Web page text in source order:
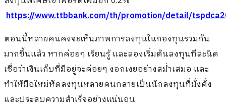
https://www.ttbbank.com/th/promotion/detail/
ตอนนี้หลายคนคงจะเห็นภาพการลงทุนในกองทุนรวมกัน
มากขึ้นแล้ว หากค่อยๆ เรียนรู้ และลองเริ่มต้นลงทุนทีละนิด
เชื่อว่าเงินเก็บที่มีอยู่จะค่อยๆ งอกเงยอย่างสม่ำเสมอ และ
ทำให้มือใหม่หัดลงทุนหลายคนกลายเป็นนักลงทุนที่มั่งคั่ง
และประสบความสำเร็จอย่างแน่นอน